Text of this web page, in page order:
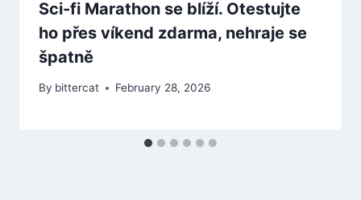
Sci-fi Marathon se blíží. Otestujte
ho přes víkend zdarma, nehraje se
špatně
By bittercat February 28, 2026